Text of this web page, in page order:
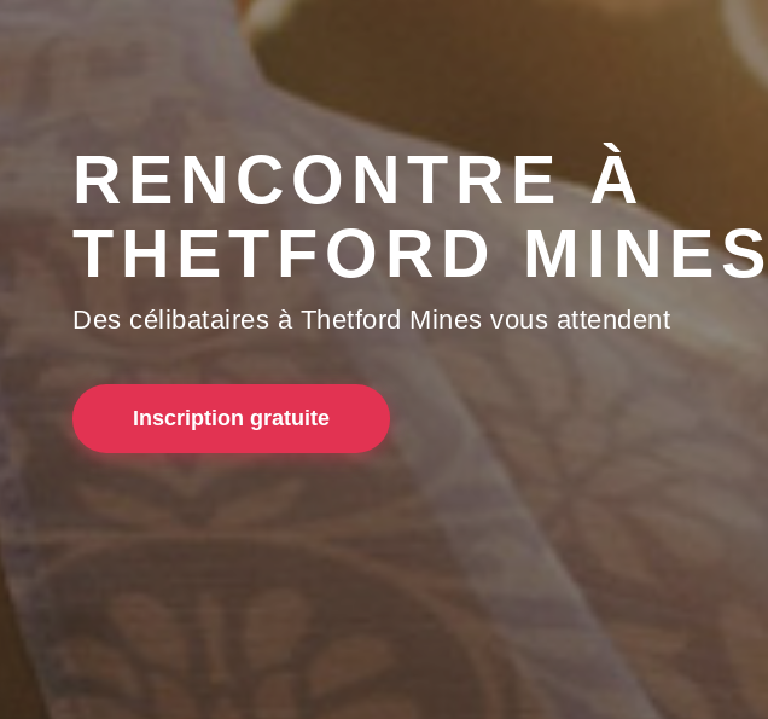
RENCONTRE À
THETFORD MINES
Des célibataires à Thetford Mines vous attendent
Inscription gratuite